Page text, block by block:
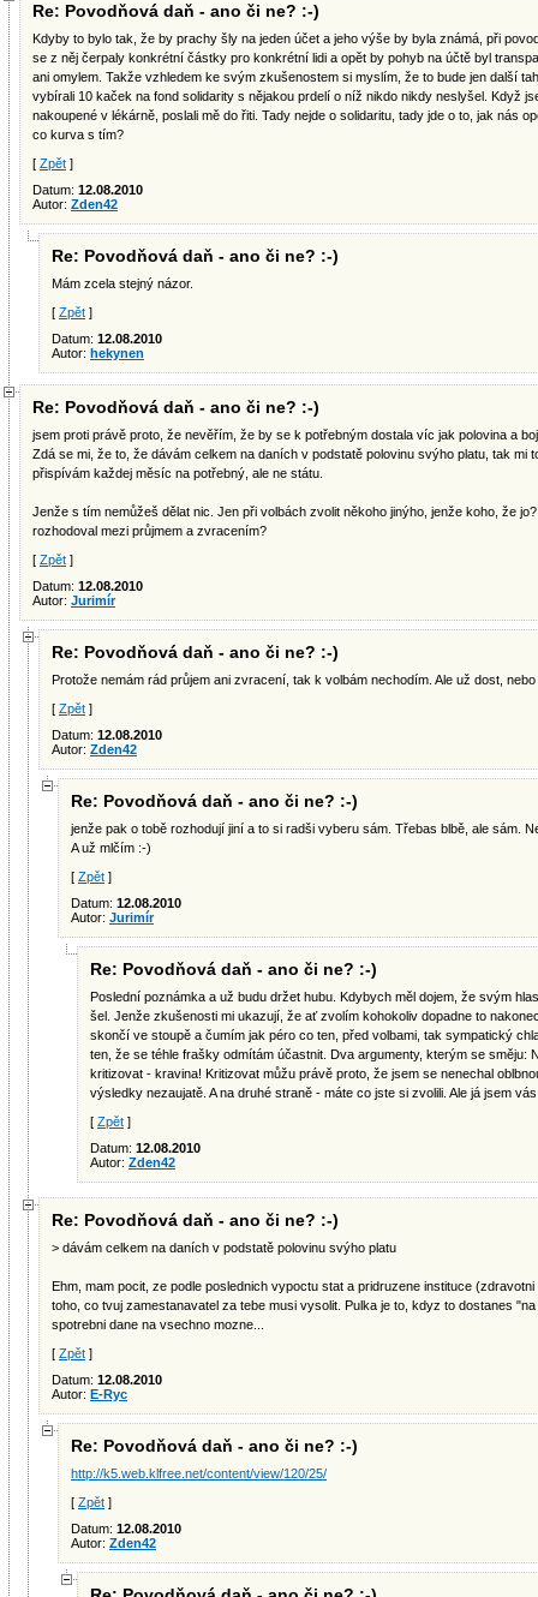
Re: Povodňová daň - ano či ne? :-)
Kdyby to bylo tak, že by prachy šly na jeden účet a jeho výše by byla známá, při
se z něj čerpaly konkrétní částky pro konkrétní lidi a opět by pohyb na účtě byl
ani omylem. Takže vzhledem ke svým zkušenostem si myslím, že to bude jen další
vybírali 10 kaček na fond solidarity s nějakou prdelí o níž nikdo nikdy neslyšel. Když
nakoupené v lékárně, poslali mě do řiti. Tady nejde o solidaritu, tady jde o to, jak nás
co kurva s tím?
[ Zpět ]
Datum: 12.08.2010
Autor: Zden42
Re: Povodňová daň - ano či ne? :-)
Mám zcela stejný názor.
[ Zpět ]
Datum: 12.08.2010
Autor: hekynen
Re: Povodňová daň - ano či ne? :-)
jsem proti právě proto, že nevěřím, že by se k potřebným dostala víc jak polovina a
Zdá se mi, že to, že dávám celkem na daních v podstatě polovinu svýho platu, tak mi
přispívám každej měsíc na potřebný, ale ne státu.
Jenže s tím nemůžeš dělat nic. Jen při volbách zvolit někoho jinýho, jenže koho, že
rozhodoval mezi průjmem a zvracením?
[ Zpět ]
Datum: 12.08.2010
Autor: Jurimír
Re: Povodňová daň - ano či ne? :-)
Protože nemám rád průjem ani zvracení, tak k volbám nechodím. Ale už dost,
[ Zpět ]
Datum: 12.08.2010
Autor: Zden42
Re: Povodňová daň - ano či ne? :-)
jenže pak o tobě rozhodují jiní a to si radši vyberu sám. Třebas blbě, ale sám.
A už mlčím :-)
[ Zpět ]
Datum: 12.08.2010
Autor: Jurimír
Re: Povodňová daň - ano či ne? :-)
Poslední poznámka a už budu držet hubu. Kdybych měl dojem, že svým
šel. Jenže zkušenosti mi ukazují, že ať zvolím kohokoliv dopadne to
skončí ve stoupě a čumím jak péro co ten, před volbami, tak sympatický
ten, že se téhle frašky odmítám účastnit. Dva argumenty, kterým se směju:
kritizovat - kravina! Kritizovat můžu právě proto, že jsem se nenechal
výsledky nezaujatě. A na druhé straně - máte co jste si zvolili. Ale já jsem
[ Zpět ]
Datum: 12.08.2010
Autor: Zden42
Re: Povodňová daň - ano či ne? :-)
> dávám celkem na daních v podstatě polovinu svýho platu
Ehm, mam pocit, ze podle poslednich vypoctu stat a pridruzene instituce
toho, co tvuj zamestanavatel za tebe musi vysolit. Pulka je to, kdyz to dostanes
spotrebni dane na vsechno mozne...
[ Zpět ]
Datum: 12.08.2010
Autor: E-Ryc
Re: Povodňová daň - ano či ne? :-)
http://k5.web.klfree.net/content/view/120/25/
[ Zpět ]
Datum: 12.08.2010
Autor: Zden42